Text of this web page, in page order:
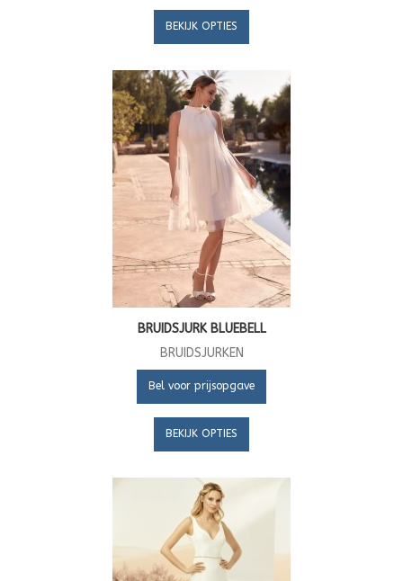
BEKIJK OPTIES
BRUIDSJURK BLUEBELL
BRUIDSJURKEN
Bel voor prijsopgave
BEKIJK OPTIES